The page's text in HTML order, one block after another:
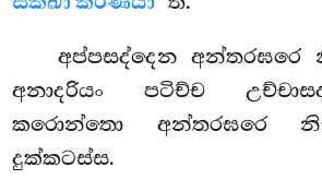
අප්පසද්දෙන අන්තරඝරෙ
අනාදරියං පටිච්ච
කරොන්තො අන්තරඝරෙ
දුක්කටස්ස.